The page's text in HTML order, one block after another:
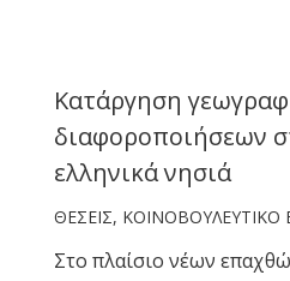
Κατάργηση
διαφοροποιήσεων
ελληνικά νησιά
ΘΕΣΕΙΣ, ΚΟΙΝΟΒΟΥΛΕΥΤΙΚΟ
Στο πλαίσιο νέων